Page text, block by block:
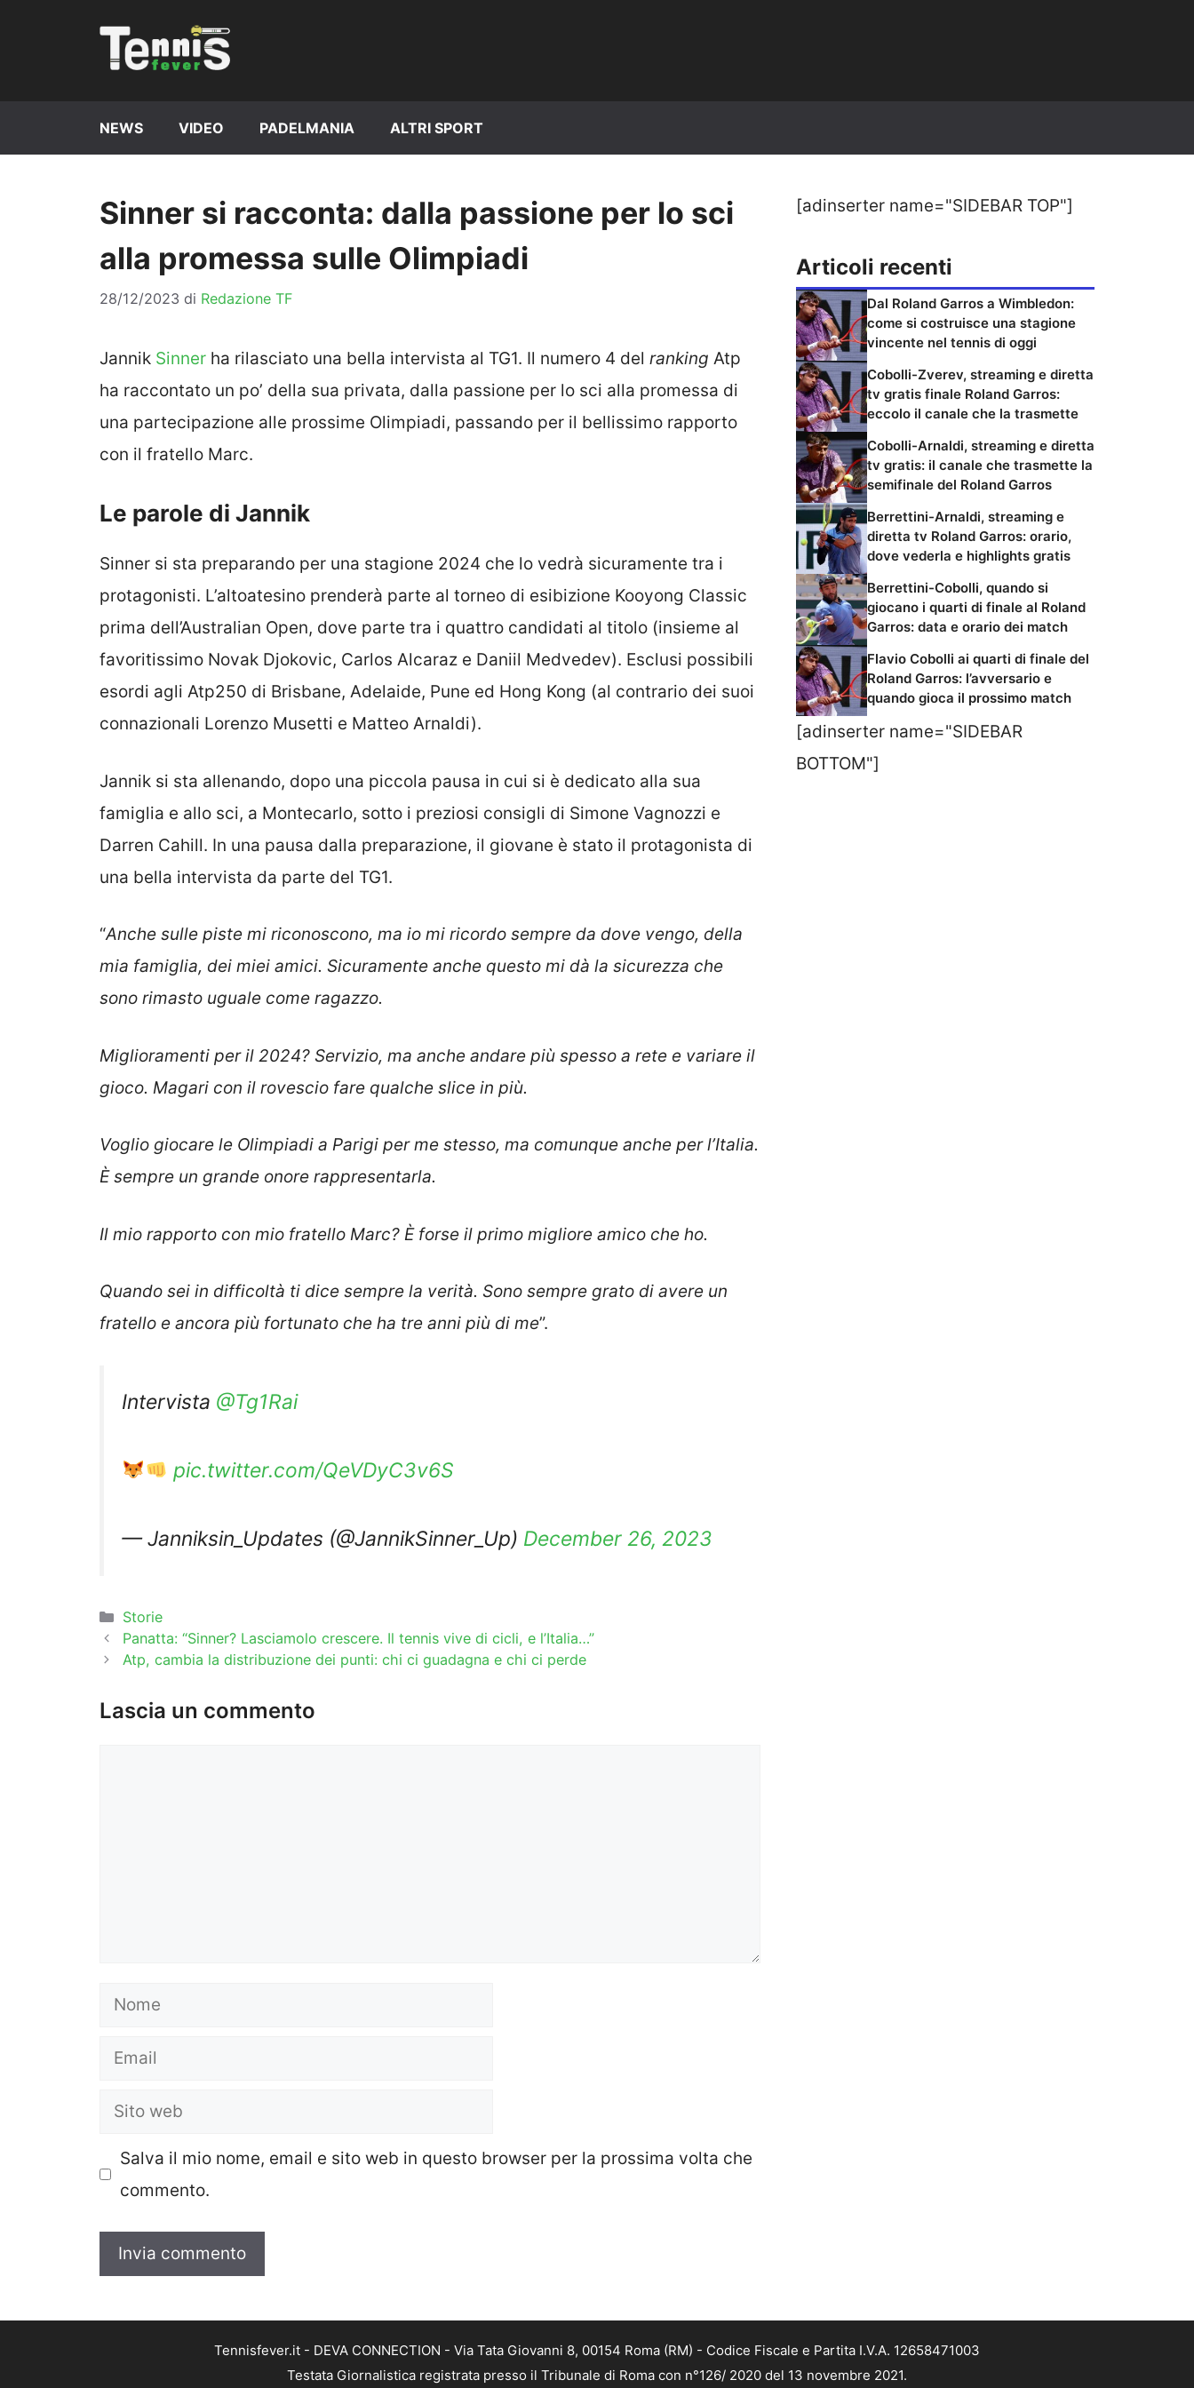
NEWS VIDEO PADELMANIA ALTRI SPORT
Sinner si racconta: dalla passione per lo sci
alla promessa sulle Olimpiadi
28/12/2023 di Redazione TF
Jannik Sinner ha rilasciato una bella intervista al TG1. Il numero 4 del ranking Atp
ha raccontato un po’ della sua privata, dalla passione per lo sci alla promessa di
una partecipazione alle prossime Olimpiadi, passando per il bellissimo rapporto
con il fratello Marc.
Le parole di Jannik
Sinner si sta preparando per una stagione 2024 che lo vedrà sicuramente tra i
protagonisti. L’altoatesino prenderà parte al torneo di esibizione Kooyong Classic
prima dell’Australian Open, dove parte tra i quattro candidati al titolo (insieme al
favoritissimo Novak Djokovic, Carlos Alcaraz e Daniil Medvedev). Esclusi possibili
esordi agli Atp250 di Brisbane, Adelaide, Pune ed Hong Kong (al contrario dei suoi
connazionali Lorenzo Musetti e Matteo Arnaldi).
Jannik si sta allenando, dopo una piccola pausa in cui si è dedicato alla sua
famiglia e allo sci, a Montecarlo, sotto i preziosi consigli di Simone Vagnozzi e
Darren Cahill. In una pausa dalla preparazione, il giovane è stato il protagonista di
una bella intervista da parte del TG1.
“Anche sulle piste mi riconoscono, ma io mi ricordo sempre da dove vengo, della
mia famiglia, dei miei amici. Sicuramente anche questo mi dà la sicurezza che
sono rimasto uguale come ragazzo.
Miglioramenti per il 2024? Servizio, ma anche andare più spesso a rete e variare il
gioco. Magari con il rovescio fare qualche slice in più.
Voglio giocare le Olimpiadi a Parigi per me stesso, ma comunque anche per l’Italia.
È sempre un grande onore rappresentarla.
Il mio rapporto con mio fratello Marc? È forse il primo migliore amico che ho.
Quando sei in difficoltà ti dice sempre la verità. Sono sempre grato di avere un
fratello e ancora più fortunato che ha tre anni più di me”.
Intervista @Tg1Rai
pic.twitter.com/QeVDyC3v6S
— Janniksin_Updates (@JannikSinner_Up) December 26, 2023
Categorie
Storie
Panatta: “Sinner? Lasciamolo crescere. Il tennis vive di cicli, e l’Italia…”
Atp, cambia la distribuzione dei punti: chi ci guadagna e chi ci perde
Lascia un commento
Nome
Email
Sito
Salva il mio nome, email e sito web in questo browser per la prossima volta che
commento.
[adinserter name="SIDEBAR TOP"]
Articoli recenti
Dal Roland Garros a Wimbledon:
come si costruisce una stagione
vincente nel tennis di oggi
Cobolli-Zverev, streaming e diretta
tv gratis finale Roland Garros:
eccolo il canale che la trasmette
Cobolli-Arnaldi, streaming e diretta
tv gratis: il canale che trasmette la
semifinale del Roland Garros
Berrettini-Arnaldi, streaming e
diretta tv Roland Garros: orario,
dove vederla e highlights gratis
Berrettini-Cobolli, quando si
giocano i quarti di finale al Roland
Garros: data e orario dei match
Flavio Cobolli ai quarti di finale del
Roland Garros: l’avversario e
quando gioca il prossimo match
[adinserter name="SIDEBAR
BOTTOM"]
Tennisfever.it - DEVA CONNECTION - Via Tata Giovanni 8, 00154 Roma (RM) - Codice Fiscale e Partita I.V.A. 12658471003
Testata Giornalistica registrata presso il Tribunale di Roma con n°126/ 2020 del 13 novembre 2021.